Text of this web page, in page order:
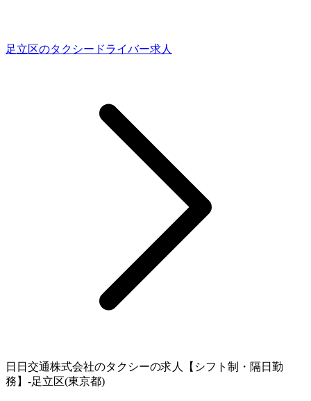
足立区のタクシードライバー求人
日日交通株式会社のタクシーの求人【シフト制・隔日勤
務】-足立区(東京都)